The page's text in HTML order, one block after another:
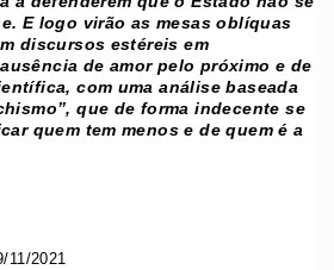
E logo virão as mesas oblíquas
discursos estéreis em
de amor pelo próximo e de
com uma análise baseada
que de forma indecente se
quem tem menos e de quem é a
11/2021